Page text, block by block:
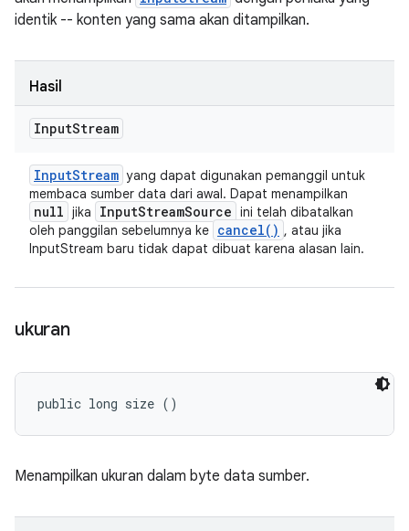
identik -- konten yang sama akan ditampilkan.
Hasil
InputStream
InputStream yang dapat digunakan pemanggil untuk
membaca sumber data dari awal. Dapat menampilkan
null jika InputStreamSource ini telah dibatalkan
oleh panggilan sebelumnya ke cancel( ) , atau jika
InputStream baru tidak dapat dibuat karena alasan lain.
ukuran
public long size ()
Menampilkan ukuran dalam byte data sumber.